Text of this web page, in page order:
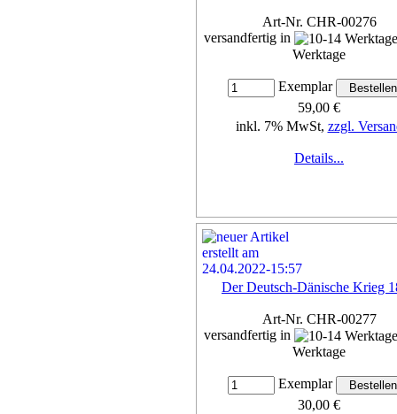
Art-Nr. CHR-00276
versandfertig in
Werktage
Exemplar
59,00 €
inkl. 7% MwSt, zzgl.
Details...
Der Deutsch-Dänische Krieg
Art-Nr. CHR-00277
versandfertig in
Werktage
Exemplar
30,00 €